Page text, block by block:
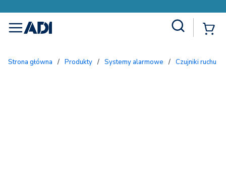
menu
Strona główna / Produkty / Systemy alarmowe / Czujniki ruchu